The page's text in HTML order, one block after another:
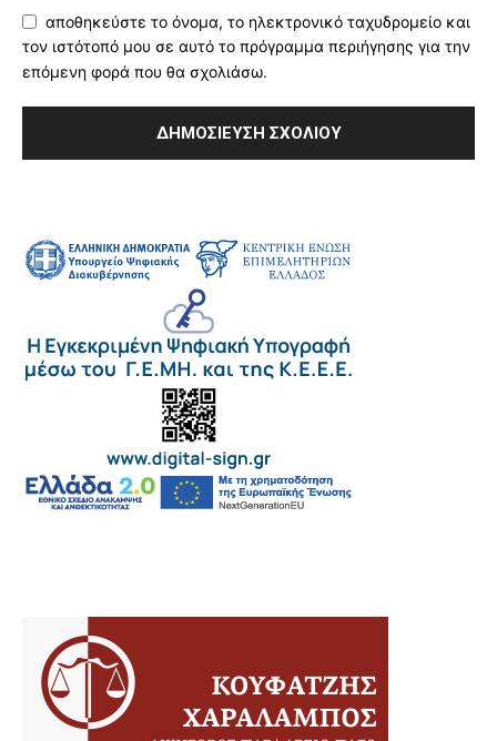
αποθηκεύστε το όνομα, το ηλεκτρονικό ταχυδρομείο και
τον ιστότοπό μου σε αυτό το πρόγραμμα περιήγησης για την
επόμενη φορά που θα σχολιάσω.